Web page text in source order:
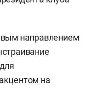
направлением
на